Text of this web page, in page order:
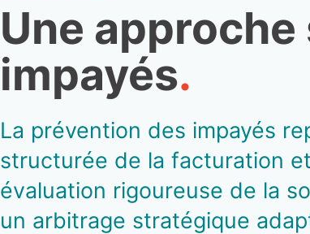
Une
impayés.
La prévention des impayés
structurée de la facturation
évaluation rigoureuse de la
un arbitrage stratégique